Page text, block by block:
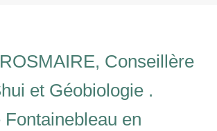
Conseillère
et Géobiologie .
Fontainebleau en